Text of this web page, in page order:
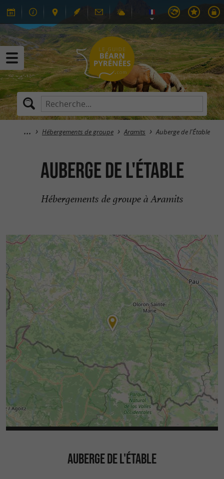
Hébergements de groupe Aramits Auberge de l'Étable
Auberge de l'Étable
Hébergements de groupe à Aramits
AUBERGE DE L'ÉTABLE